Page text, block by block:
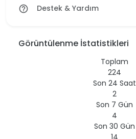
help_outline Destek & Yardım
Görüntülenme İstatistikleri
Toplam
224
Son 24 Saat
2
Son 7 Gün
4
Son 30 Gün